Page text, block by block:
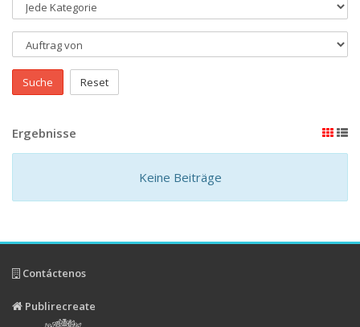
Suche Reset
Ergebnisse
Keine Beiträge
Contáctenos
Publirecreate